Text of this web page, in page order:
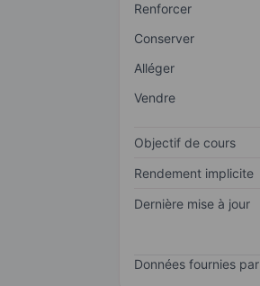
Renforcer
Conserver
Alléger
Vendre
Objectif de cours
Rendement implicite
Dernière mise à jour
Données fournies par